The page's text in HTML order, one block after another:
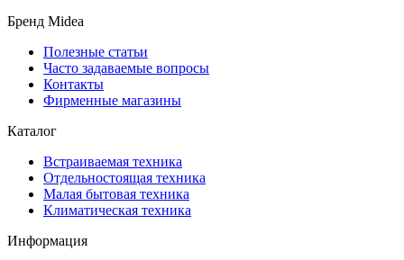
Бренд Midea
Полезные статьи
Часто задаваемые вопросы
Контакты
Фирменные магазины
Каталог
Встраиваемая техника
Отдельностоящая техника
Малая бытовая техника
Климатическая техника
Информация